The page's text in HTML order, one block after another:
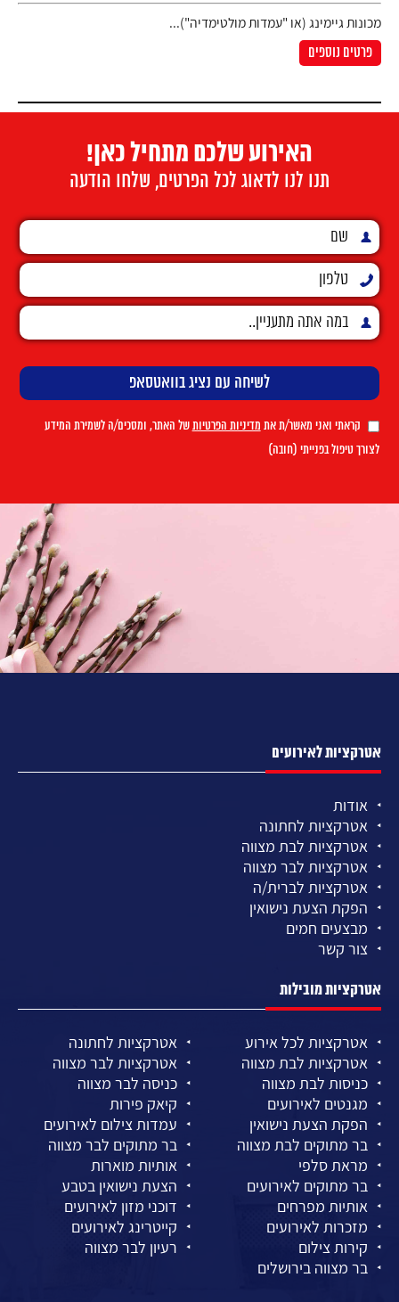
מכונות גיימינג (או "עמדות מולטימדיה")...
פרטים נוספים
האירוע שלכם מתחיל כאן!
תנו לנו לדאוג לכל הפרטים, שלחו הודעה
קראתי ואני מאשר/ת את מדיניות הפרטיותשל האתר, ומסכים/ה לשמירת המידע
לצורך טיפול בפנייתי (חובה)
אטרקציות לאירועים
אודות
אטרקציות לחתונה
אטרקציות לבת מצווה
אטרקציות לבר מצווה
אטרקציות לברית/ה
הפקת הצעת נישואין
מבצעים חמים
צור קשר
אטרקציות מובילות
אטרקציות לכל אירוע
אטרקציות לחתונה
אטרקציות לבת מצווה
אטרקציות לבר מצווה
כניסות לבת מצווה
כניסה לבר מצווה
מגנטים לאירועים
קיאק פירות
הפקת הצעת נישואין
עמדות צילום לאירועים
בר מתוקים לבת מצווה
בר מתוקים לבר מצווה
מראת סלפי
אותיות מוארות
בר מתוקים לאירועים
הצעת נישואין בטבע
אותיות מפרחים
דוכני מזון לאירועים
מזכרות לאירועים
קייטרינג לאירועים
קירות צילום
רעיון לבר מצווה
בר מצווה בירושלים